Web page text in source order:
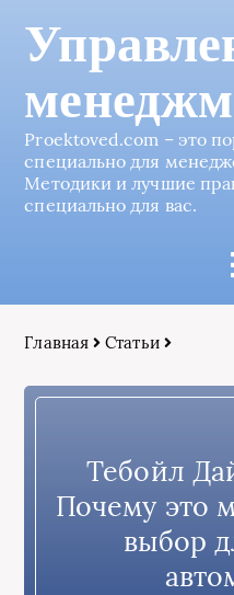
Proektoved.com – это
специально для
Методики и лучшие
специально для вас.
Главная Статьи
Тебойл
Почему это
выбор